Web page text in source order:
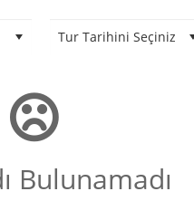
Bulunamadı